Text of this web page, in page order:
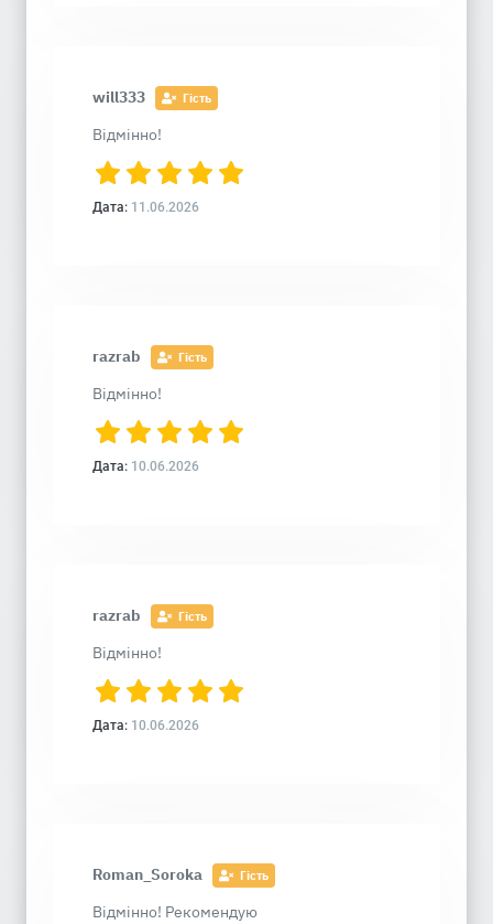
will333 Гість
Відмінно!
Дата: 11.06.2026
razrab Гість
Відмінно!
Дата: 10.06.2026
razrab Гість
Відмінно!
Дата: 10.06.2026
Roman_Soroka Гість
Відмінно! Рекомендую